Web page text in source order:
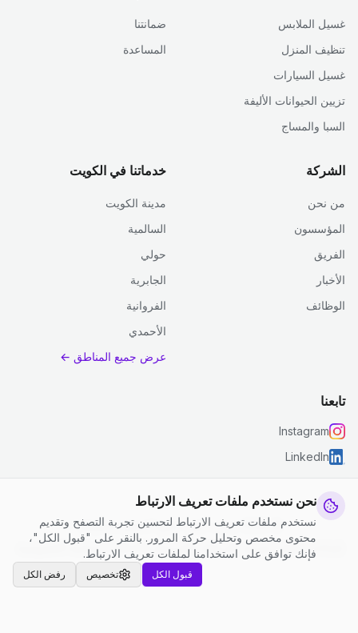
نحن نستخدم ملفات تعريف الارتباط
نستخدم ملفات تعريف الارتباط لتحسين تجربة التصفح وتقديم
محتوى مخصص وتحليل حركة المرور. بالنقر على "قبول الكل"،
فإنك توافق على استخدامنا لملفات تعريف الارتباط.
رفض الكل تخصيص قبول الكل
غسيل الملابس
تنظيف المنزل
غسيل السيارات
تزيين الحيوانات الأليفة
السبا والمساج
ضمانتنا
المساعدة
الشركة
من نحن
المؤسسون
الفريق
الأخبار
الوظائف
خدماتنا في الكويت
مدينة الكويت
السالمية
حولي
الجابرية
الفروانية
الأحمدي
عرض جميع المناطق ←
تابعنا
Instagram
LinkedIn
© 2026 جست كلين. جميع الحقوق محفوظة.
سياسة الخصوصية
الشروط والأحكام | إعدادات ملفات تعريف الارتباط